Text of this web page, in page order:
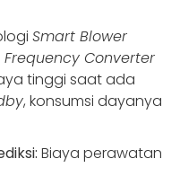
Smart Blower
Frequency Converter
tinggi saat ada
, konsumsi dayanya
Biaya perawatan